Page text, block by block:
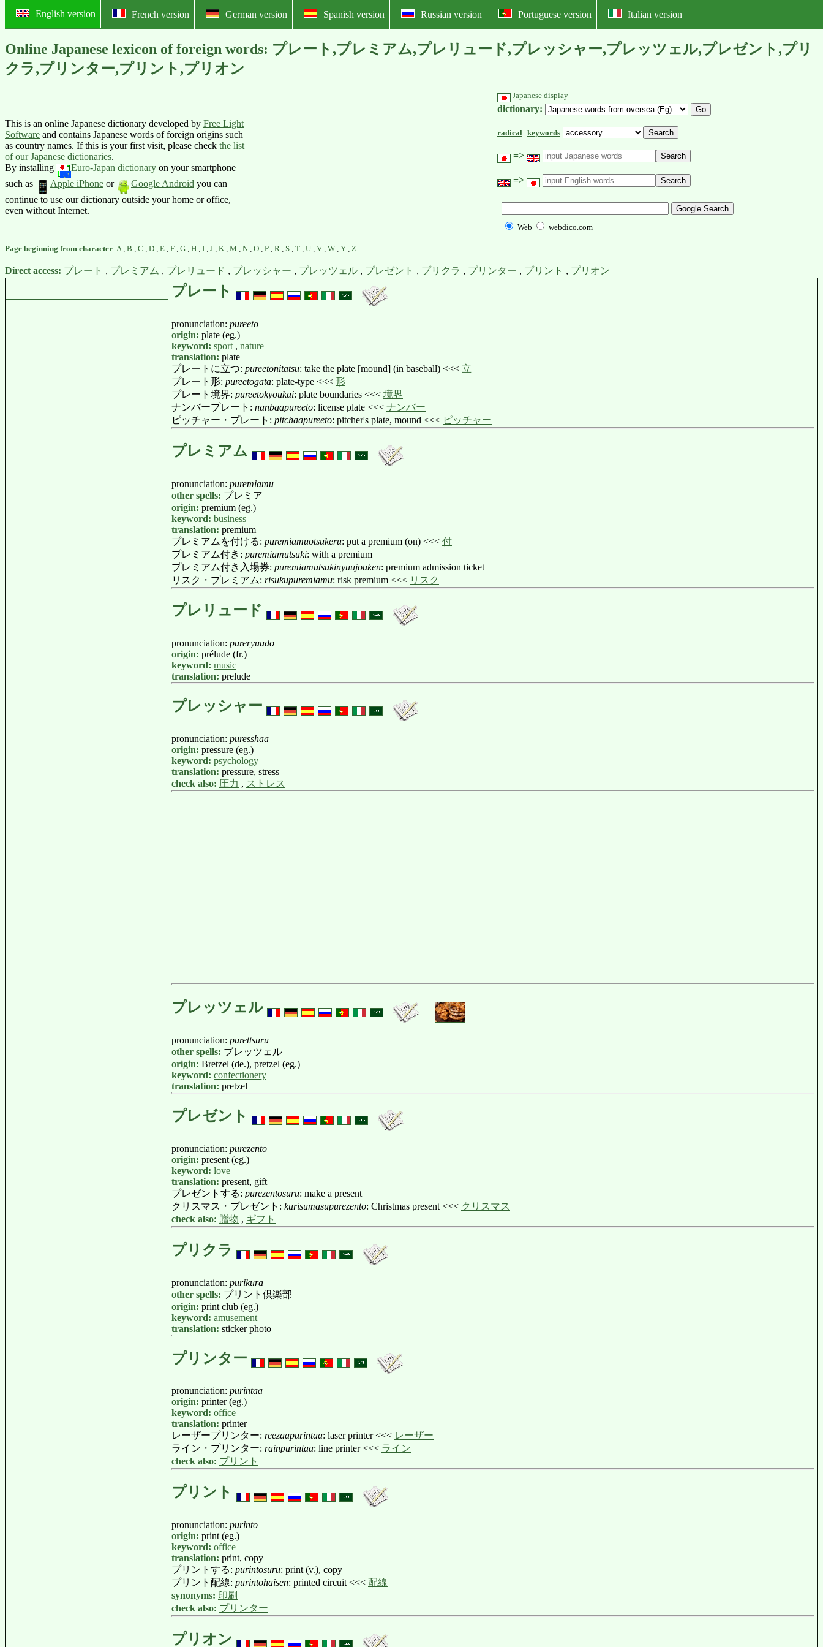
English version French version German version Spanish version Russian version Portuguese version Italian version
Online Japanese lexicon of foreign words: プレート,プレミアム,プレリュード,プレッシャー,プレッツェル,プレゼント,プリ
クラ,プリンター,プリント,プリオン
This is an online Japanese dictionary developed by Free Light
Software and contains Japanese words of foreign origins such
as country names. If this is your first visit, please check the list
of our Japanese dictionaries.
By installing
Euro-Japan dictionary on your smartphone
such as
Apple iPhone or Google Android you can
continue to use our dictionary outside your home or office,
even without Internet.
Japanese display
dictionary:
radical keywords
=>
=>
Web webdico.com
Page beginning from character: A B C D E F G H I J K M N O P R S T U V W Y Z
Direct access: プレート , プレミアム , プレリュード , プレッシャー , プレッツェル , プレゼント , プリクラ , プリンター , プリント , プリオン
プレート
pronunciation: pureeto
origin: plate (eg.)
keyword: sport , nature
translation: plate
プレートに立つ: pureetonitatsu: take the plate [mound] (in baseball) <<< 立
プレート形: pureetogata: plate-type <<< 形
プレート境界: pureetokyoukai: plate boundaries <<< 境界
ナンバープレート: nanbaapureeto: license plate <<< ナンバー
ピッチャー・プレート: pitchaapureeto: pitcher's plate, mound <<< ピッチャー
プレミアム
pronunciation: puremiamu
other spells: プレミア
origin: premium (eg.)
keyword: business
translation: premium
プレミアムを付ける: puremiamuotsukeru: put a premium (on) <<< 付
プレミアム付き: puremiamutsuki: with a premium
プレミアム付き入場券: puremiamutsukinyuujouken: premium admission ticket
リスク・プレミアム: risukupuremiamu: risk premium <<< リスク
プレリュード
pronunciation: pureryuudo
origin: prélude (fr.)
keyword: music
translation: prelude
プレッシャー
pronunciation: puresshaa
origin: pressure (eg.)
keyword: psychology
translation: pressure, stress
check also: 圧力 , ストレス
プレッツェル
pronunciation: purettsuru
other spells: ブレッツェル
origin: Bretzel (de.), pretzel (eg.)
keyword: confectionery
translation: pretzel
プレゼント
pronunciation: purezento
origin: present (eg.)
keyword: love
translation: present, gift
プレゼントする: purezentosuru: make a present
クリスマス・プレゼント: kurisumasupurezento: Christmas present <<< クリスマス
check also: 贈物 , ギフト
プリクラ
pronunciation: purikura
other spells: プリント倶楽部
origin: print club (eg.)
keyword: amusement
translation: sticker photo
プリンター
pronunciation: purintaa
origin: printer (eg.)
keyword: office
translation: printer
レーザープリンター: reezaapurintaa: laser printer <<< レーザー
ライン・プリンター: rainpurintaa: line printer <<< ライン
check also: プリント
プリント
pronunciation: purinto
origin: print (eg.)
keyword: office
translation: print, copy
プリントする: purintosuru: print (v.), copy
プリント配線: purintohaisen: printed circuit <<< 配線
synonyms: 印刷
check also: プリンター
プリオン